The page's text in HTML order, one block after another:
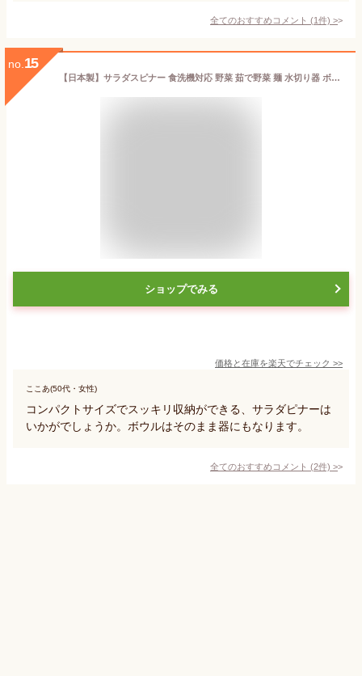
全てのおすすめコメント (1件) >
no. 15
【日本製】サラダスピナー 食洗機対応 野菜 茹で野菜 麺 水切り器 ボウル 保存 容器 食洗器対応 水切り器 水切り コンパクト 日本製 回転 ザル ボウル かご キッチン用品 水切り 水切り ざる サラダボウル サラダボール
ショップでみる
価格と在庫を楽天でチェック >>
ここあ(50代・女性)
コンパクトサイズでスッキリ収納ができる、サラダピナーは
いかがでしょうか。ボウルはそのまま器にもなります。
全てのおすすめコメント (2件) >